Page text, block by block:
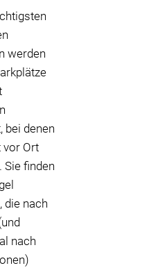
werden
bei denen
vor Ort
Sie finden
die nach
nach